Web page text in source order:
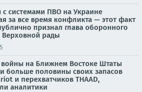
с системами ПВО на Украине
за все время конфликта — этот факт
признал глава оборонного
Верховной рады
войны на Ближнем Востоке Штаты
больше половины своих запасов
и перехватчиков THAAD,
аналитики